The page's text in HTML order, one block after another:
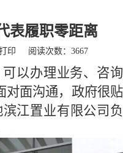
表履职零距离
印 阅读次数： 3667
以办理业务、咨询
对面沟通，政府很贴
江置业有限公司负